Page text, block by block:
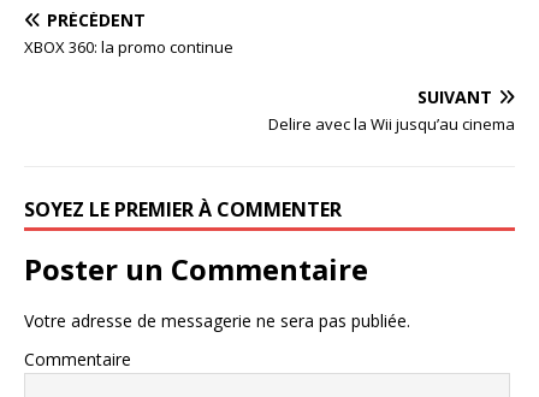
PRÉCÉDENT
XBOX 360: la promo continue
SUIVANT
Delire avec la Wii jusqu’au cinema
SOYEZ LE PREMIER À COMMENTER
Poster un Commentaire
Votre adresse de messagerie ne sera pas publiée.
Commentaire